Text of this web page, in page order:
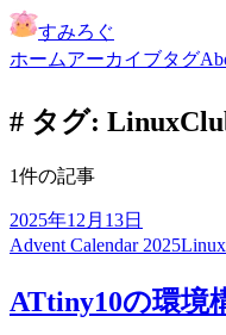
すみろぐ
ホームアーカイブタグ
# タグ:
1件の記事
2025年12月13日
Advent Calendar 2025
ATtiny10の環境